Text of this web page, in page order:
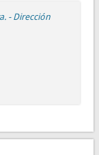
- Dirección